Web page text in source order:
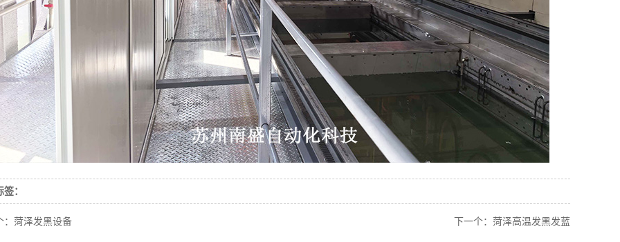
：
菏泽发黑设备 下一个： 菏泽高温发黑发蓝